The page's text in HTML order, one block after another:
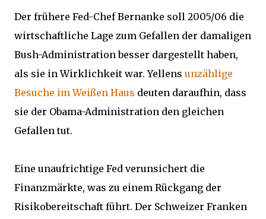
Der frühere Fed-Chef Bernanke soll 2005/06 die
wirtschaftliche Lage zum Gefallen der damaligen
Bush-Administration besser dargestellt haben,
als sie in Wirklichkeit war. Yellens unzählige
Besuche im Weißen Haus deuten daraufhin, dass
sie der Obama-Administration den gleichen
Gefallen tut.
Eine unaufrichtige Fed verunsichert die
Finanzmärkte, was zu einem Rückgang der
Risikobereitschaft führt. Der Schweizer Franken